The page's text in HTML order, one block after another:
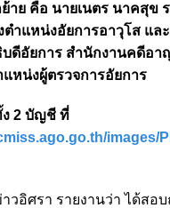
ย้าย คือ นายเนตร นาคสุข
ตำแหน่งอัยการอาวุโส แล
ดีอัยการ สำนักงานคดีอา
แหน่งผู้ตรวจการอัยการ
2 บัญชี ที่
images/
วอิศรา รายงานว่า ได้สอบ